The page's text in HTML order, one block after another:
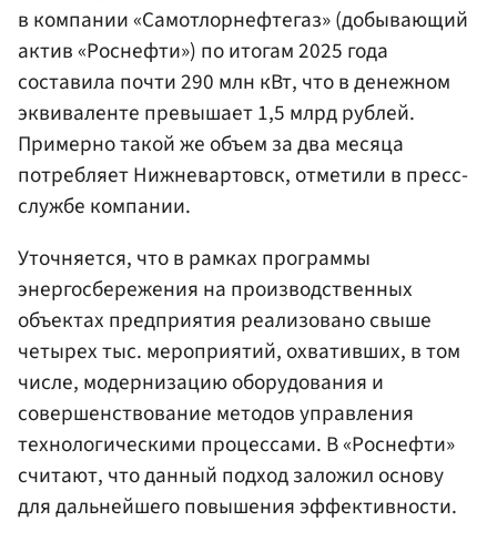
в компании «Самотлорнефтегаз» (добывающий
актив «Роснефти») по итогам 2025 года
составила почти 290 млн кВт, что в денежном
эквиваленте превышает 1,5 млрд рублей.
Примерно такой же объем за два месяца
потребляет Нижневартовск, отметили в пресс-
службе компании.
Уточняется, что в рамках программы
энергосбережения на производственных
объектах предприятия реализовано свыше
четырех тыс. мероприятий, охвативших, в том
числе, модернизацию оборудования и
совершенствование методов управления
технологическими процессами. В «Роснефти»
считают, что данный подход заложил основу
для дальнейшего повышения эффективности.